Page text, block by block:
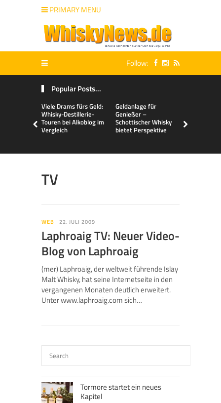
PRIMARY MENU
Follow:
Popular Posts...
Viele Drams fürs Geld:
Whisky-Destillerie-
Touren bei Alkoblog im
Vergleich
Geldanlage für
Genießer –
Schottischer Whisky
bietet Perspektive
TV
WEB 22. JULI 2009
Laphroaig TV: Neuer Video-
Blog von Laphroaig
(mer) Laphroaig, der weltweit führende Islay
Malt Whisky, hat seine Internetseite in den
vergangenen Monaten deutlich erweitert.
Unter www.laphroaig.com sich…
Tormore startet ein neues
Kapitel